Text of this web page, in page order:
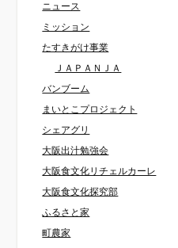
ニュース
ミッション
たすきがけ事業
ＪＡＰＡＮＪＡ
バンブーム
まいとこプロジェクト
シェアグリ
大阪出汁勉強会
大阪食文化リチェルカーレ
大阪食文化探究部
ふるさと家
町農家